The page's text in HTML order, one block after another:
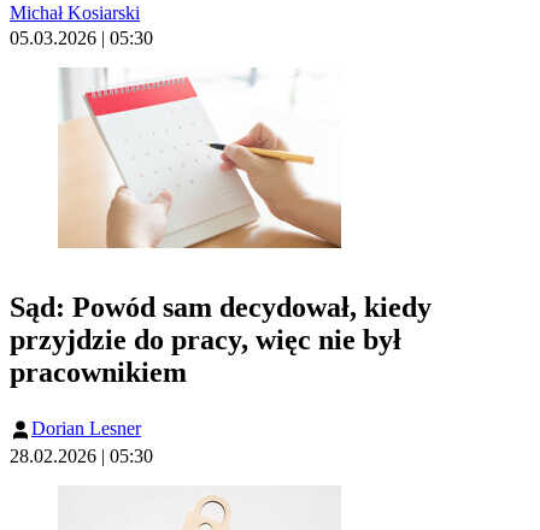
Michał Kosiarski
05.03.2026 | 05:30
Sąd: Powód sam decydował, kiedy
przyjdzie do pracy, więc nie był
pracownikiem
Dorian Lesner
28.02.2026 | 05:30